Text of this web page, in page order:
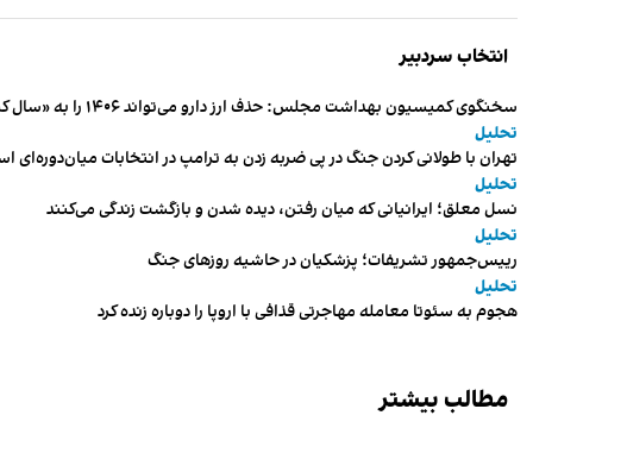
انتخاب سردبیر
سخنگوی کمیسیون بهداشت مجلس: حذف ارز دارو می‌تواند ۱۴۰۶ را به «سال کشتار بیماران» تبدیل کند
تحلیل
تهران با طولانی کردن جنگ در پی ضربه زدن به ترامپ در انتخابات میان‌دوره‌ای
تحلیل
نسل معلق؛ ایرانیانی که میان رفتن، دیده شدن و بازگشت زندگی می‌کنند
تحلیل
رییس‌جمهور تشریفات؛ پزشکیان در حاشیه روزهای جنگ
تحلیل
هجوم به سئوتا معامله مهاجرتی قذافی با اروپا را دوباره زنده کرد
مطالب بیشتر